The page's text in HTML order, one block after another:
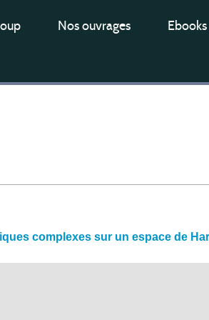
Nos ouvrages
complexes sur un espace de